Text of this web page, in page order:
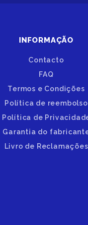
INFORMAÇÃO
Contacto
FAQ
Termos e Condições
Política de reembolso
Política de
Garantia do
Livro de Reclamações